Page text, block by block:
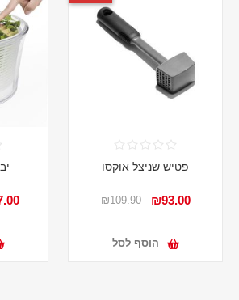
פטיש שניצל אוקסו
₪93.00
₪109.90
הוסף לסל